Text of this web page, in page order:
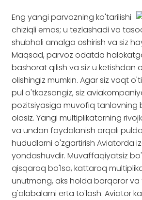
Eng yangi parvozning ko'tarilishi
chiziqli emas; u tezlashadi va
shubhali amalga oshirish va siz
Maqsad, parvoz odatda
bashorat qilish va siz u ketishdan
olishingiz mumkin. Agar siz vaqt
pul o'tkazsangiz, siz
pozitsiyasiga muvofiq tanlovning
olasiz. Yangi multiplikatorning
va undan foydalanish orqali
hududlarni o'zgartirish Aviatorda
yondashuvdir. Muvaffaqiyatsiz
qisqaroq bo'lsa, kattaroq
unutmang, aks holda barqaror va
g'alabalarni erta to'lash. Aviator